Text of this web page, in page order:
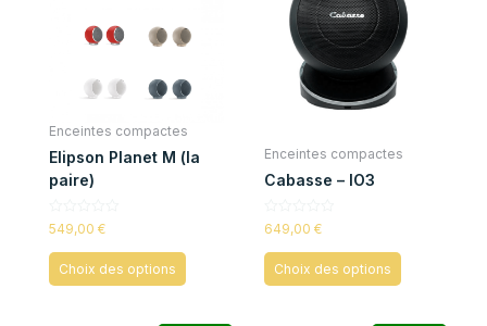
Enceintes compactes
Elipson Planet M (la
paire)
Note
0
sur
549,00 €
Choix des options
Enceintes compactes
Cabasse – IO3
Note
0
sur
649,00 €
Choix des options